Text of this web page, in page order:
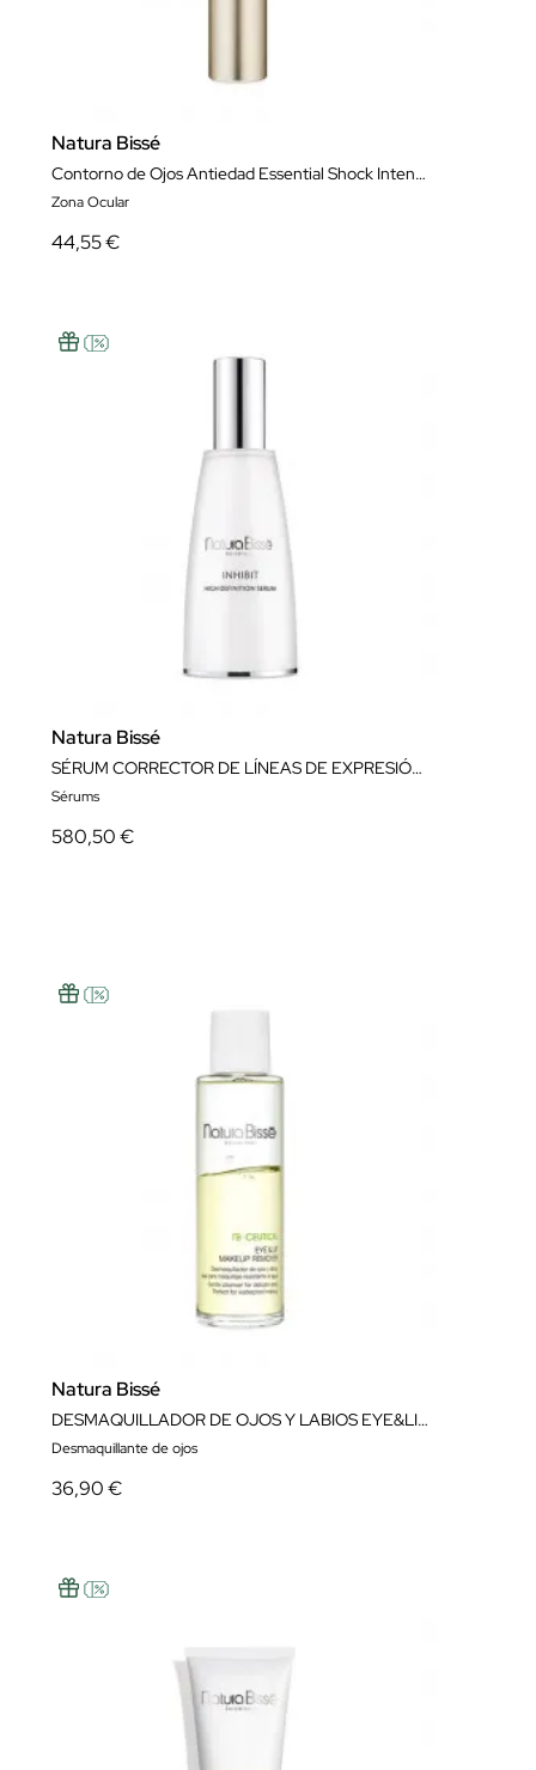
Natura Bissé
Contorno de Ojos Antiedad Essential Shock Intense Eye & Lip 15 ml
Zona Ocular
44,55 €
Natura Bissé
SÉRUM CORRECTOR DE LÍNEAS DE EXPRESIÓN INHIBIT HIGH DEFINITION 60 ML NATURA BISSÉ
Sérums
580,50 €
Natura Bissé
DESMAQUILLADOR DE OJOS Y LABIOS EYE&LIP MAKEUP REMOVER 100 ML NATURA BISSÉ
Desmaquillante de ojos
36,90 €